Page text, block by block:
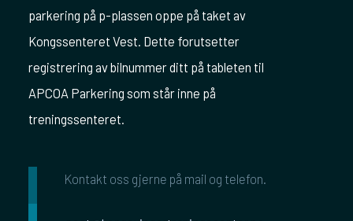
parkering på p-plassen oppe på taket av
Kongssenteret Vest. Dette forutsetter
registrering av bilnummer ditt på tableten til
APCOA Parkering som står inne på
treningssenteret.
Kontakt oss gjerne på mail og telefon.